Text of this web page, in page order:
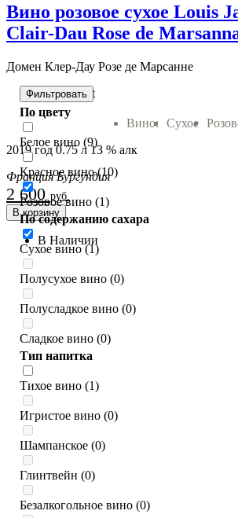
Вино розовое сухое Louis
Clair-Dau Rose de
Домен Клер-Дау Розе де Марсанне
Louis Jadot
Вино: Сухое
2019 год 0.75 л 13 % алк
Франция Бургундия
2 600 руб.
В корзину
В Наличии
Фильтровать
По цвету
Белое вино (9)
Красное вино (10)
Розовое вино (1)
По содержанию сахара
Сухое вино (1)
Полусухое вино (0)
Полусладкое вино (0)
Сладкое вино (0)
Тип напитка
Тихое вино (1)
Игристое вино (0)
Шампанское (0)
Глинтвейн (0)
Безалкогольное вино (0)